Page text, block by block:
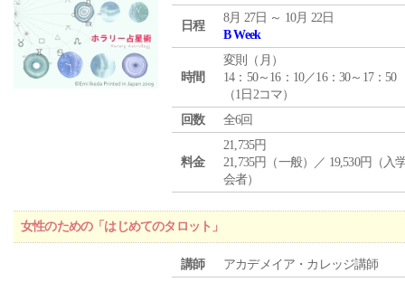
日程
8月 27日 ～ 10月 22日
B Week
時間
変則（月）
14：50～16：10／16：30～17：50
（1日2コマ）
回数
全6回
料金
21,735円
21,735円（一般）／ 19,530円（入
会者）
女性のための「はじめてのタロット」
講師
アカデメイア・カレッジ講師